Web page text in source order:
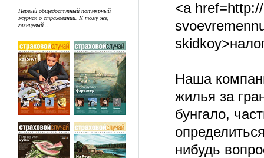
Первый общедоступный популярный
журнал о страховании. К тому же,
глянцевый...
<a
Наша
жилья за
бунгало,
нибудь